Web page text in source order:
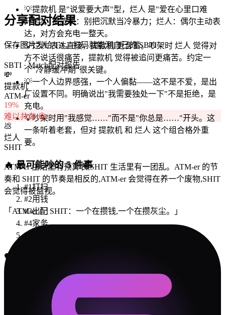
💡提款机 是"说爱要大声"型，烂人 是"爱在心里口难
开"型。提款机：别把沉默当冷暴力；烂人：偶尔主动表
达，对方会充电一整天。
💡烂人 表达直接，提款机 更含蓄。吵架时 烂人 觉得对
方不说话很痛苦，提款机 觉得被追问更痛苦。约定一
个"冷静缓冲期"很关键。
💡一个人边界感强，一个人偏黏——这不是不爱，是出
厂设置不同。明确说出"我需要独处一下"不是拒绝，是
充电。
💡吵架时用"我感觉……"而不是"你总是……"开头。这
一条听着老套，但对 提款机 和 烂人 这个组合格外重
要。
🔥最可能吵的 5 件事
#1打扫
#2用钱
#3出门
#4家务
#
💝
ATM-er 把家里收拾好
分享配对结果
保存图片发给 TA，扫码就能测自己的 SBTI
SBTI · Match配对报告
💸
提款机
ATM-er
19%
难以共存 💀
💩
烂人
SHIT
ATM-er 生活里有预算表,SHIT 生活里有一团乱。ATM-er 的节
奏和 SHIT 的节奏是相反的,ATM-er 会觉得在养一个废物,SHIT
会觉得被监视。
「 ATM-er 配 SHIT：一个在攒钱,一个在攒灰尘。 」